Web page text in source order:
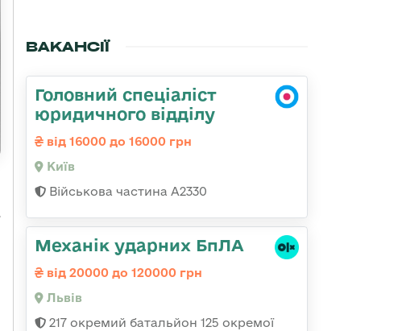
ВАКАНСІЇ
Головний спеціаліст
юридичного відділу
від 16000 до 16000 грн
Київ
Військова частина A2330
Механік ударних БпЛА
від 20000 до 120000 грн
Львів
217 окремий батальйон 125 окремої